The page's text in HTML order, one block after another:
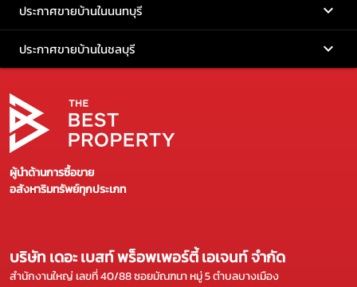
ประกาศขายบ้านในนนทบุรี
ประกาศขายบ้านในชลบุรี
ผู้นำด้านการซื้อขาย
อสังหาริมทรัพย์ทุกประเภท
บริษัท เดอะ เบสท์ พร็อพเพอร์ตี้ เอเจนท์ จำกัด
สำนักงานใหญ่ เลขที่ 40/88 ซอยมัณฑนา หมู่ 5 ตำบลบางเมือง